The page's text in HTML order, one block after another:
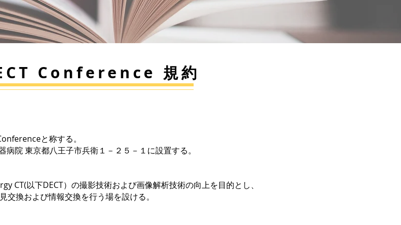
Conference 規約
と称する。
東京都八王子市兵衛１－２５－１に設置する。
以下DECT）の撮影技術および画像解析技術の向上を目的とし、
よび情報交換を行う場を設ける。